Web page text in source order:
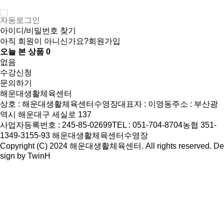
자동로그인
아이디/비밀번호 찾기
아직 회원이 아니신가요?회원가입
오늘 본 상품 0
없음
수강신청
문의하기
해운대생활체육센터
상호 : 해운대생활체육센터수영장대표자 : 이영동주소 : 부산광
역시 해운대구 세실로 137
사업자등록번호 : 245-85-02699TEL : 051-704-8704농협 351-
1349-3155-93 해운대생활체육센터수영장
Copyright (C) 2024 해운대생활체육센터. All rights reserved. De
sign by TwinH